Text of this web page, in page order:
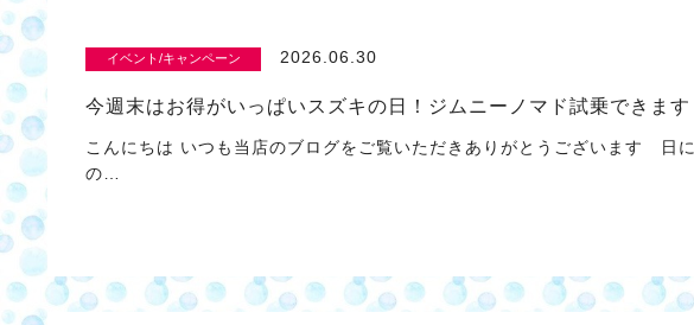
イベント/キャンペーン 2026.06.30
今週末はお得がいっぱいスズキの日！ジムニーノマド試乗できます
こんにちは いつも当店のブログをご覧いただきありがとうございます 日
の…